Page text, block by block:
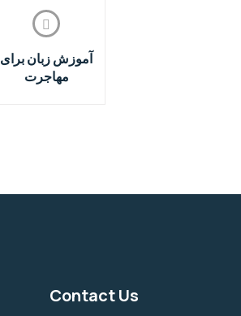
آموزش زبان برای
مهاجرت
Contact Us